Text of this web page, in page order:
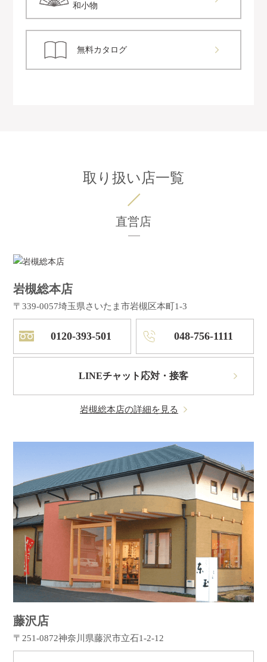
和小物
無料カタログ
取り扱い店一覧
直営店
岩槻総本店
〒339-0057埼玉県さいたま市岩槻区本町1-3
0120-393-501 048-756-1111
LINEチャット応対・接客
岩槻総本店の詳細を見る
藤沢店
〒251-0872神奈川県藤沢市立石1-2-12